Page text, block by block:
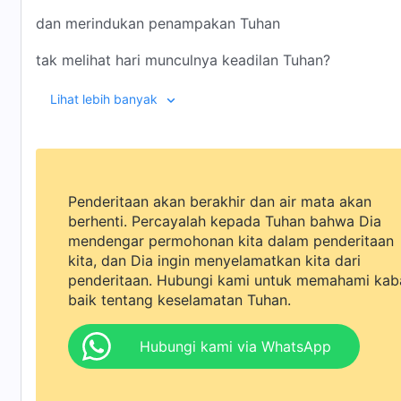
dan merindukan penampakan Tuhan
tak melihat hari munculnya keadilan Tuhan?
Mungkinkah m'reka tak diberi
atau kau berbuat yang jahat?
Apa kauterima penghakiman
dan kar'nanya jadi taat?
Sudahkah kauhidup dalam terang di depan Tuhan?
Lihat lebih banyak
Penderitaan akan berakhir dan air mata akan
berhenti. Percayalah kepada Tuhan bahwa Dia
mendengar permohonan kita dalam penderitaan
kita, dan Dia ingin menyelamatkan kita dari
penderitaan. Hubungi kami untuk memahami
baik tentang keselamatan Tuhan.
Hubungi kami via WhatsApp